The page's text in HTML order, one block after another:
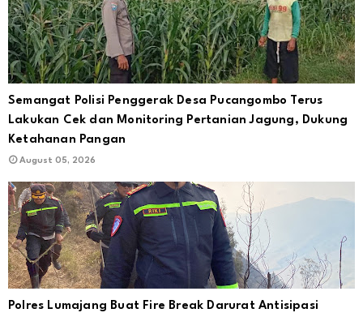
Semangat Polisi Penggerak Desa Pucangombo Terus
Lakukan Cek dan Monitoring Pertanian Jagung, Dukung
Ketahanan Pangan
August 05, 2026
Polres Lumajang Buat Fire Break Darurat Antisipasi